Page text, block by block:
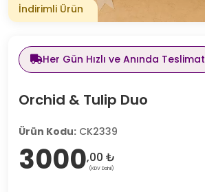
İndirimli Ürün
Her Gün Hızlı ve Anında Teslimat
Orchid & Tulip Duo
Ürün Kodu: CK2339
3000,00 ₺
(KDV Dahil)